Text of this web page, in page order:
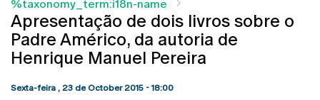
%taxonomy_term:i18n-name
Apresentação de dois livros sobre o
Padre Américo, da autoria de
Henrique Manuel Pereira
Sexta-feira , 23 de October 2015 - 18:00